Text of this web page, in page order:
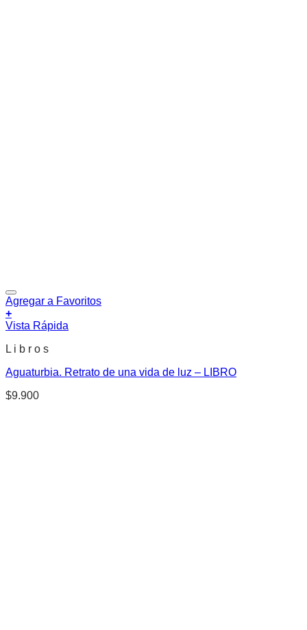
Agregar a Favoritos
+
Vista Rápida
L i b r o s
Aguaturbia. Retrato de una vida de luz – LIBRO
$9.900